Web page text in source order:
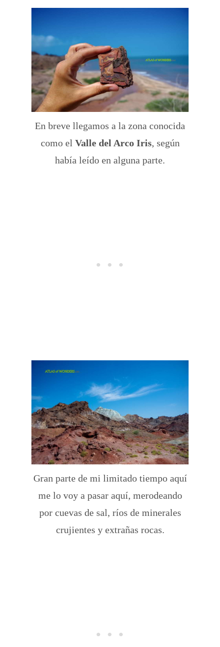
En breve llegamos a la zona conocida
como el Valle del Arco Iris, según
había leído en alguna parte.
Gran parte de mi limitado tiempo aquí
me lo voy a pasar aquí, merodeando
por cuevas de sal, ríos de minerales
crujientes y extrañas rocas.